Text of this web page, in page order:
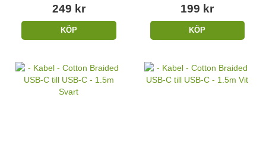
249 kr
KÖP
199 kr
KÖP